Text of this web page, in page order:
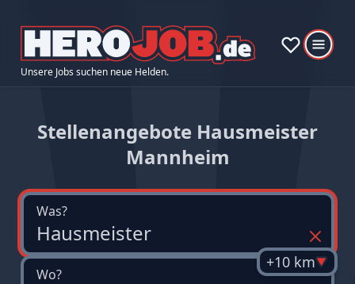
Unsere Jobs suchen neue Helden.
Stellenangebote Hausmeister
Mannheim
Was?
Wo?
+10 km